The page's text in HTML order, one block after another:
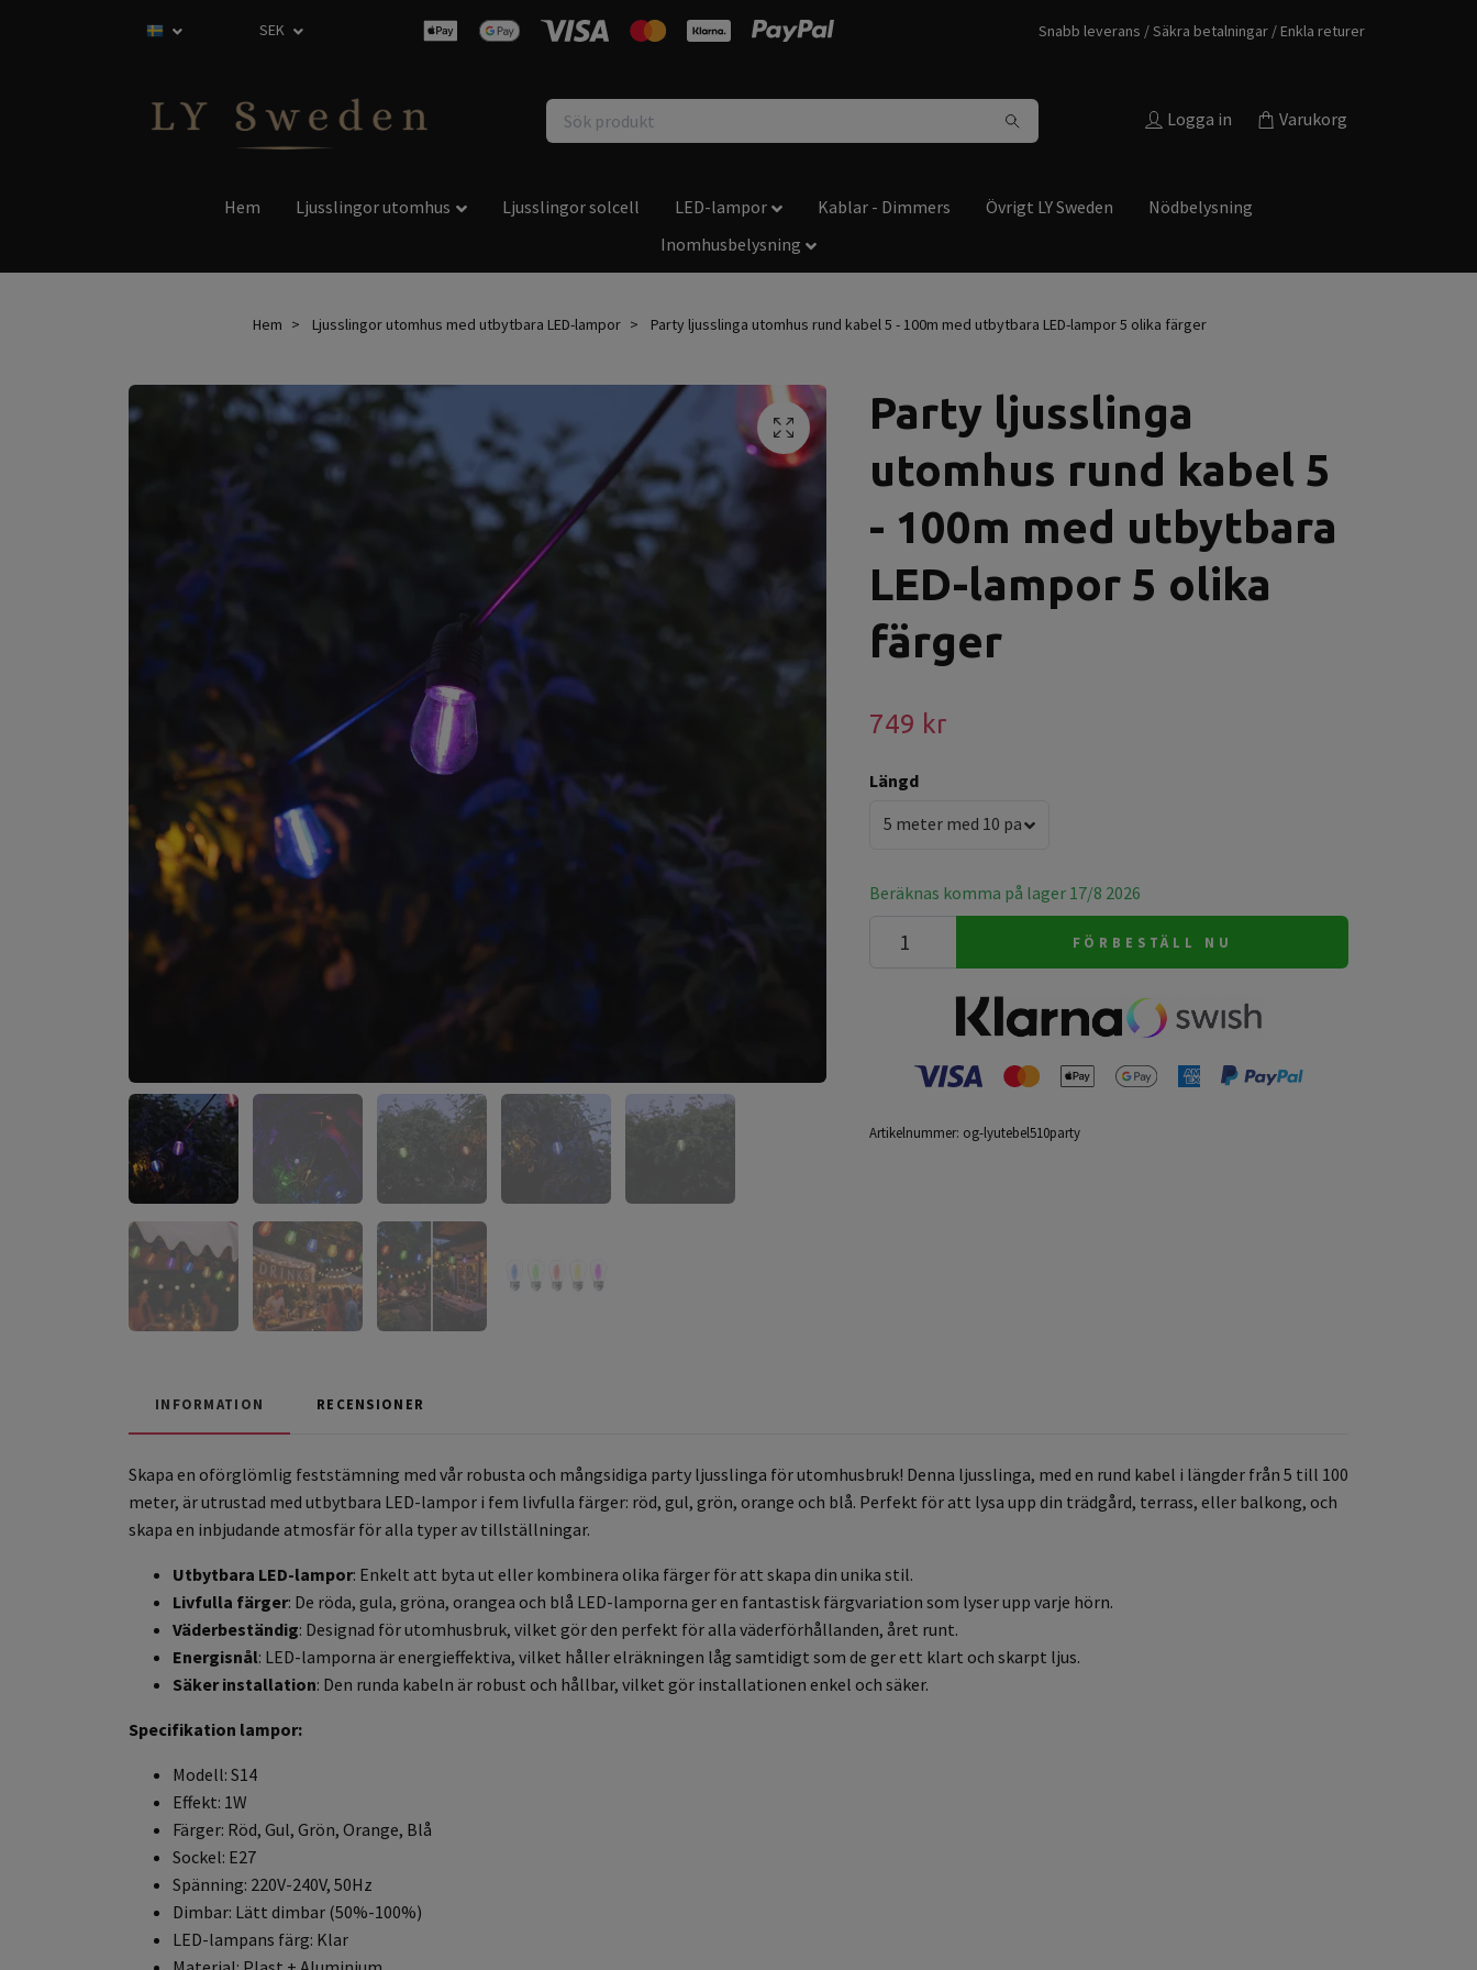
SEK Snabb leverans / Säkra betalningar / Enkla returer
Logga in Varukorg
Hem Ljusslingor utomhus Ljusslingor solcell LED-lampor Kablar - Dimmers Övrigt LY Sweden
Nödbelysning
Inomhusbelysning
Hem Ljusslingor utomhus med utbytbara LED-lampor Party ljusslinga utomhus rund kabel 5 - 100m med utbytbara LED-lampor 5 olika färger
Party ljusslinga
utomhus rund kabel 5
- 100m med utbytbara
LED-lampor 5 olika
färger
749 kr
Längd
5 meter med 10 partylampor
Beräknas komma på lager 17/8 2026
FÖRBESTÄLL NU
Artikelnummer: og-lyutebel510party
INFORMATION RECENSIONER
Skapa en oförglömlig feststämning med vår robusta och mångsidiga party ljusslinga för utomhusbruk! Denna ljusslinga, med en rund kabel i längder från 5 till 100
meter, är utrustad med utbytbara LED-lampor i fem livfulla färger: röd, gul, grön, orange och blå. Perfekt för att lysa upp din trädgård, terrass, eller balkong, och
skapa en inbjudande atmosfär för alla typer av tillställningar.
Utbytbara LED-lampor: Enkelt att byta ut eller kombinera olika färger för att skapa din unika stil.
Livfulla färger: De röda, gula, gröna, orangea och blå LED-lamporna ger en fantastisk färgvariation som lyser upp varje hörn.
Väderbeständig: Designad för utomhusbruk, vilket gör den perfekt för alla väderförhållanden, året runt.
Energisnål: LED-lamporna är energieffektiva, vilket håller elräkningen låg samtidigt som de ger ett klart och skarpt ljus.
Säker installation: Den runda kabeln är robust och hållbar, vilket gör installationen enkel och säker.
Specifikation lampor:
Modell: S14
Effekt: 1W
Färger: Röd, Gul, Grön, Orange, Blå
Sockel: E27
Spänning: 220V-240V, 50Hz
Dimbar: Lätt dimbar (50%-100%)
LED-lampans färg: Klar